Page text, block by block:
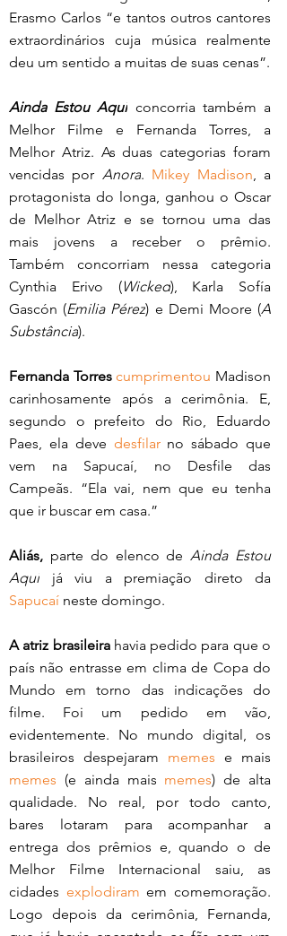
Erasmo Carlos “e tantos outros cantores
extraordinários cuja música realmente
Ainda Estou Aqui concorria também a
Melhor Filme e Fernanda Torres, a
Melhor Atriz. As duas categorias foram
vencidas por Anora. Mikey Madison , a
protagonista do longa, ganhou o Oscar
de Melhor Atriz e se tornou uma das
mais jovens a receber o prêmio.
Também concorriam nessa categoria
Cynthia Erivo (Wicked), Karla Sofía
Gascón (Emilia Pérez) e Demi Moore (A
Substância).
Fernanda Torres cumprimentou Madison
carinhosamente após a cerimônia. E,
segundo o prefeito do Rio, Eduardo
Paes, ela deve desfilar no sábado que
vem na Sapucaí, no Desfile das
Campeãs. “Ela vai, nem que eu tenha
que ir buscar em casa.”
Aliás, parte do elenco de Ainda Estou
Aqui
Sapucaí neste domingo.
A atriz brasileira havia pedido para que o
país não entrasse em clima de Copa do
Mundo em torno das indicações do
filme. Foi um pedido em vão,
evidentemente. No mundo digital, os
brasileiros despejaram memes
memes (e ainda mais memes) de alta
qualidade. No real, por todo canto,
bares lotaram para acompanhar a
entrega dos prêmios e, quando o de
Melhor Filme Internacional saiu, as
cidades explodiram em comemoração.
Logo depois da cerimônia, Fernanda,